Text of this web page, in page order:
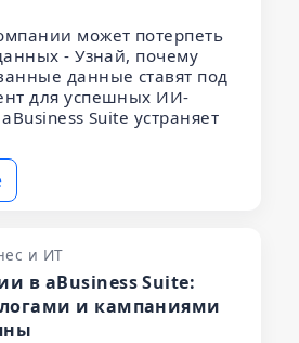
может потерпеть
- Узнай, почему
данные ставят под
для успешных ИИ-
Suite устраняет
и ИТ
в aBusiness Suite:
и кампаниями